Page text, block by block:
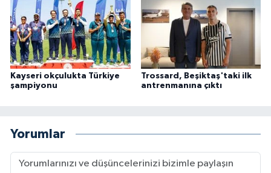
Kayseri okçulukta Türkiye
şampiyonu
Trossard, Beşiktaş'taki ilk
antrenmanına çıktı
Yorumlar